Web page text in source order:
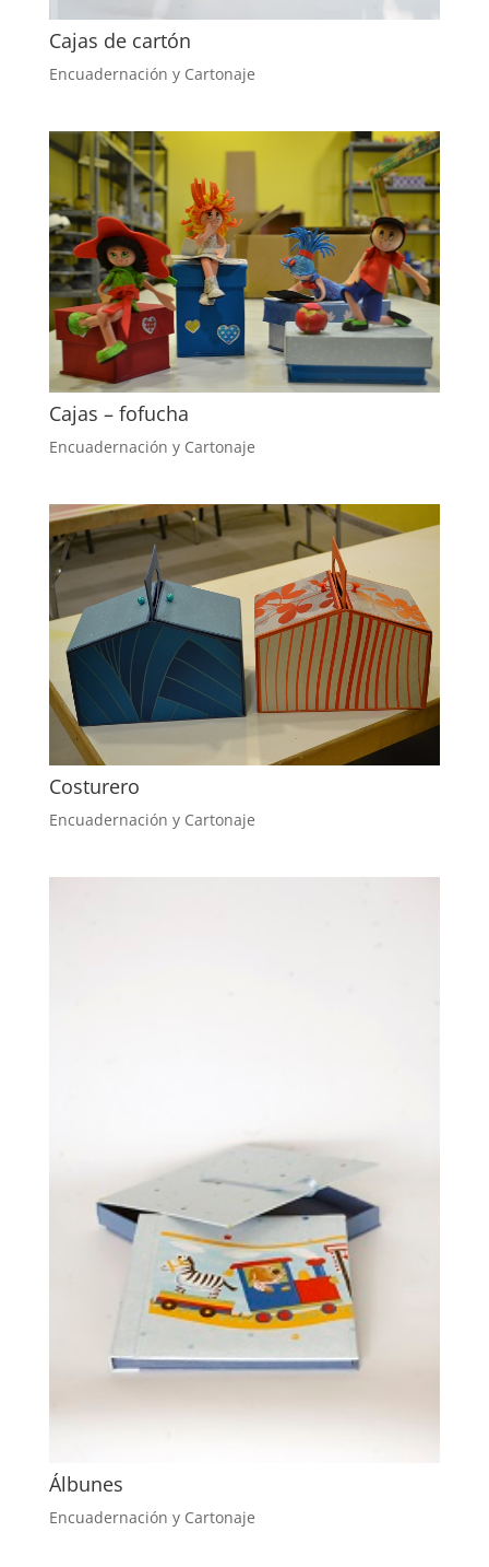
Cajas de cartón
Encuadernación y Cartonaje
Cajas – fofucha
Encuadernación y Cartonaje
Costurero
Encuadernación y Cartonaje
Álbunes
Encuadernación y Cartonaje